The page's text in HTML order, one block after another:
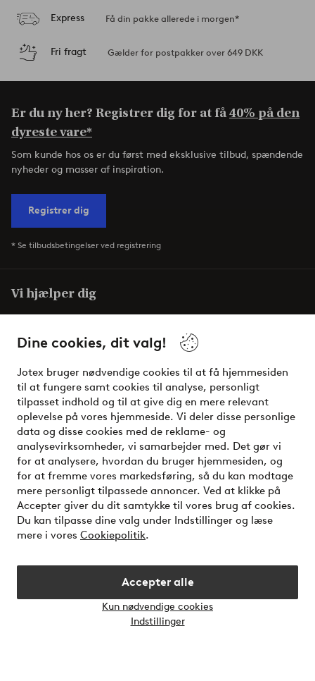
Dine cookies, dit valg!
Jotex bruger nødvendige cookies til at få hjemmesiden
til at fungere samt cookies til analyse, personligt
tilpasset indhold og til at give dig en mere relevant
oplevelse på vores hjemmeside. Vi deler disse personlige
data og disse cookies med de reklame- og
analysevirksomheder, vi samarbejder med. Det gør vi
for at analysere, hvordan du bruger hjemmesiden, og
for at fremme vores markedsføring, så du kan modtage
mere personligt tilpassede annoncer. Ved at klikke på
Accepter giver du dit samtykke til vores brug af cookies.
Du kan tilpasse dine valg under Indstillinger og læse
mere i vores Cookiepolitik.
Accepter alle
Kun nødvendige cookies
Indstillinger
Express Få din pakke allerede i morgen*
Fri fragt Gælder for postpakker over 649 DKK
Er du ny her? Registrer dig for at få40% på den
dyreste vare*
Som kunde hos os er du først med eksklusive tilbud, spændende
nyheder og masser af inspiration.
Registrer dig
* Se tilbudsbetingelser ved registrering
Vi hjælper dig
spørgsmål. Her finder du også information om, hvordan du
nemmest kontakter os.
Kundeservice Bestilling Betalingsmåde
Mine sider
Vilkår
Venner
Sikre betalinger - betal nu eller del op